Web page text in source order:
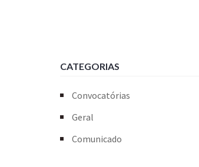
CATEGORIAS
Convocatórias
Geral
Comunicado